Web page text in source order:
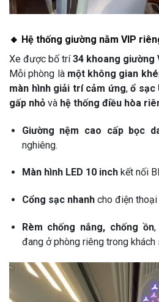
🔸 Hệ thống giường nằm VIP
Xe được bố trí34 khoang giường
Mỗi phòng là một không gian
màn hình giải trí cảm ứng, ổ sạc
gấp nhỏ và hệ thống điều hòa
Giường nệm cao cấp bọc
nghiêng.
Màn hình LED 10 inchkết nối
Cổng sạc nhanhcho điện thoại
Rèm chống nắng, chống ồn,
đang ở phòng riêng trong khách